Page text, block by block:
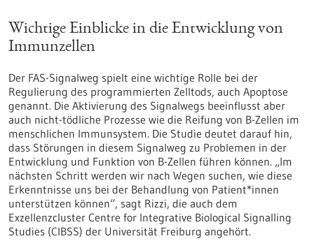
Wichtige Einblicke in die Entwicklung von
Immunzellen
Der FAS-Signalweg spielt eine wichtige Rolle bei der
Regulierung des programmierten Zelltods, auch Apoptose
genannt. Die Aktivierung des Signalwegs beeinflusst aber
auch nicht-tödliche Prozesse wie die Reifung von B-Zellen im
menschlichen Immunsystem. Die Studie deutet darauf hin,
dass Störungen in diesem Signalweg zu Problemen in der
Entwicklung und Funktion von B-Zellen führen können. „Im
nächsten Schritt werden wir nach Wegen suchen, wie diese
Erkenntnisse uns bei der Behandlung von Patient*innen
unterstützen können“, sagt Rizzi, die auch dem
Exzellenzcluster Centre for Integrative Biological Signalling
Studies (CIBSS) der Universität Freiburg angehört.